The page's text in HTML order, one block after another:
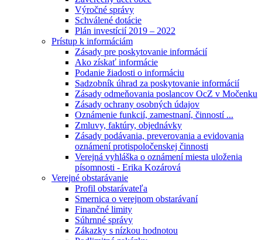
Výročné správy
Schválené dotácie
Plán investícií 2019 – 2022
Prístup k informáciám
Zásady pre poskytovanie informácií
Ako získať informácie
Podanie žiadosti o informáciu
Sadzobník úhrad za poskytovanie informácií
Zásady odmeňovania poslancov OcZ v Močenku
Zásady ochrany osobných údajov
Oznámenie funkcií, zamestnaní, činností ...
Zmluvy, faktúry, objednávky
Zásady podávania, preverovania a evidovania
oznámení protispoločenskej činnosti
Verejná vyhláška o oznámení miesta uloženia
písomnosti - Erika Kozárová
Verejné obstarávanie
Profil obstarávateľa
Smernica o verejnom obstarávaní
Finančné limity
Súhrnné správy
Zákazky s nízkou hodnotou